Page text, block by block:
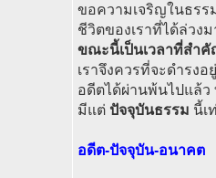
ขอความเจริญในธรร
ชีวิตของเราที่ได้ล่วง
ขณะนี้เป็นเวลาที่สำ
เราจึงควรที่จะดำรง
อดีตได้ผ่านพ้นไปแล้ว
มีแต่ ปัจจุบันธรรม นี้เ
อดีต-ปัจจุบัน-อนาคต